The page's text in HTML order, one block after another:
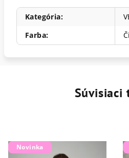
Kategória:
Farba:
Súvisiaci
Novinka